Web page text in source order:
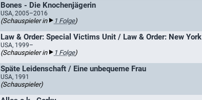
Bones - Die Knochenjägerin
USA, 2005–2016
(Schauspieler in 1 Folge)
Law & Order: Special Victims Unit / Law & Order: New York
USA, 1999–
(Schauspieler in 1 Folge)
Späte Leidenschaft / Eine unbequeme Frau
USA, 1991
(Schauspieler)